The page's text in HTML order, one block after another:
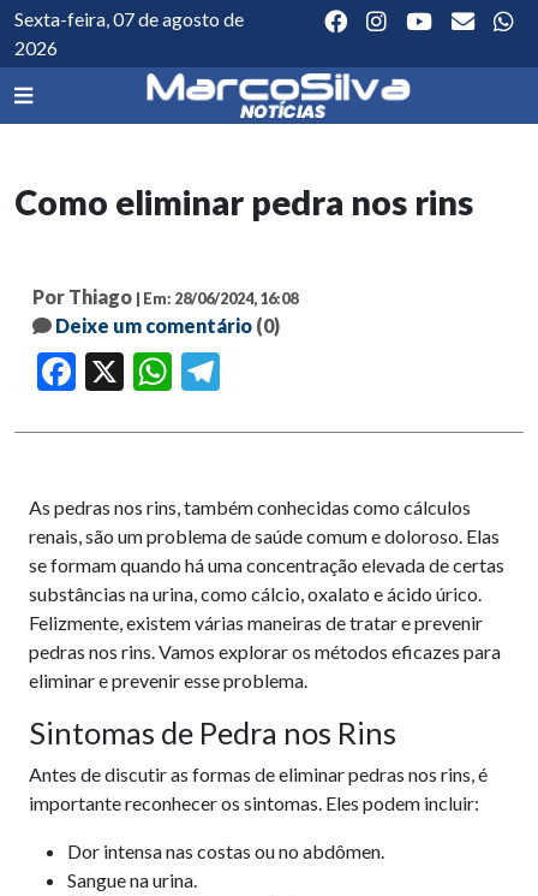
Sexta-feira, 07 de agosto de
2026
Como eliminar pedra nos rins
Por Thiago | Em: 28/06/2024, 16:08
Deixe um comentário (0)
Facebook WhatsApp
As pedras nos rins, também conhecidas como cálculos
renais, são um problema de saúde comum e doloroso. Elas
se formam quando há uma concentração elevada de certas
substâncias na urina, como cálcio, oxalato e ácido úrico.
Felizmente, existem várias maneiras de tratar e prevenir
pedras nos rins. Vamos explorar os métodos eficazes para
eliminar e prevenir esse problema.
Sintomas de Pedra nos Rins
Antes de discutir as formas de eliminar pedras nos rins, é
importante reconhecer os sintomas. Eles podem incluir:
Dor intensa nas costas ou no abdômen.
Sangue na urina.